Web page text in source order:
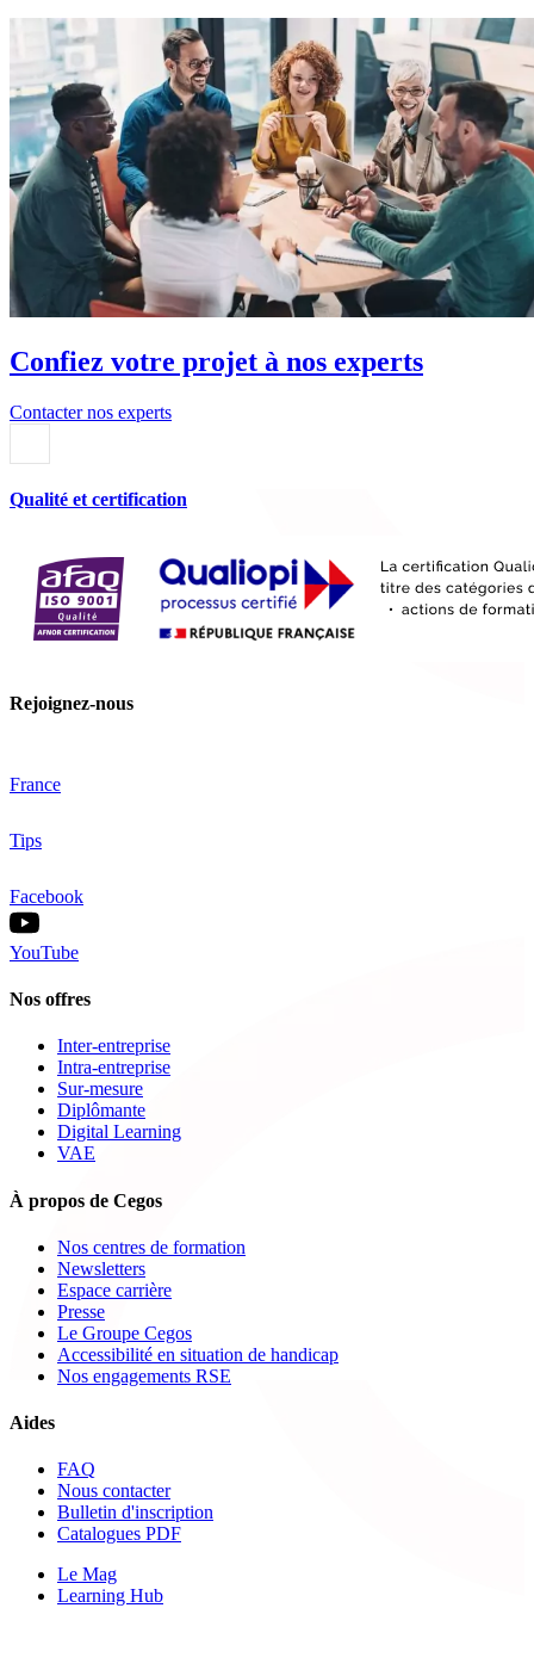
Confiez votre projet à nos experts
Contacter nos experts
Qualité et certification
Rejoignez-nous
France
Tips
Facebook
YouTube
Nos offres
Inter-entreprise
Intra-entreprise
Sur-mesure
Diplômante
Digital Learning
VAE
À propos de Cegos
Nos centres de formation
Newsletters
Espace carrière
Presse
Le Groupe Cegos
Accessibilité en situation de handicap
Nos engagements RSE
Aides
FAQ
Nous contacter
Bulletin d'inscription
Catalogues PDF
Le Mag
Learning Hub